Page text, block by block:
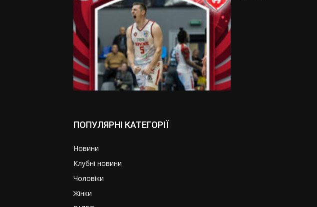
ПОПУЛЯРНІ КАТЕГОРІЇ
Новини
Клубні новини
Чоловіки
Жінки